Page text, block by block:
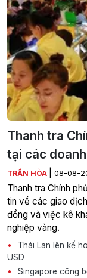
Thanh tra
tại các
TRẦN HÒA 08-08-
Thanh tra Chính
tin về các giao
đồng và việc kê
nghiệp vàng.
Thái Lan lên kế
USD
Singapore công